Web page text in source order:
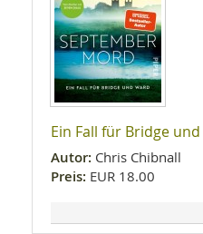
Ein Fall für Bridge
Autor: Chris Chibnall
Preis: EUR 18.00